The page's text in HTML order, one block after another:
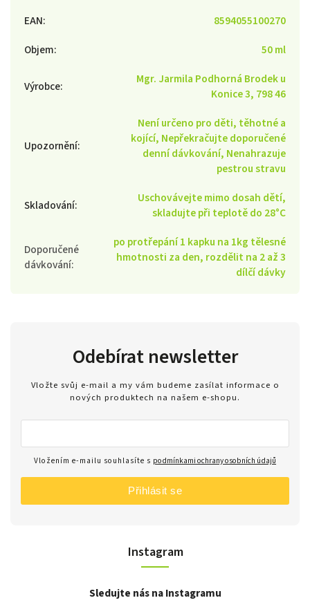
EAN:
8594055100270
Objem: 50 ml
Výrobce:
Mgr. Jarmila Podhorná Brodek u
Konice 3, 798 46
Upozornění:
Není určeno pro děti, těhotné a
kojící, Nepřekračujte doporučené
denní dávkování, Nenahrazuje
pestrou stravu
Skladování:
Uschovávejte mimo dosah dětí,
skladujte při teplotě do 28°C
Doporučené
dávkování:
po protřepání 1 kapku na 1kg tělesné
hmotnosti za den, rozdělit na 2 až 3
dílčí dávky
Instagram
Sledujte nás na Instagramu
Odebírat newsletter
Vložte svůj e-mail a my vám budeme zasílat informace o
nových produktech na našem e-shopu.
Vložením e-mailu souhlasíte s podmínkami ochrany osobních údajů
Přihlásit se